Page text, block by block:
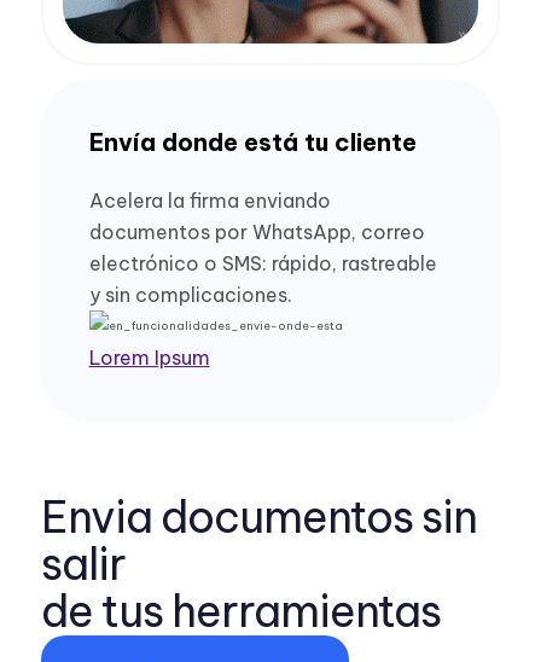
Envía donde está tu cliente
Acelera la firma enviando
documentos por WhatsApp, correo
electrónico o SMS: rápido, rastreable
y sin complicaciones.
Lorem Ipsum
Envia documentos sin
salir
de tus herramientas